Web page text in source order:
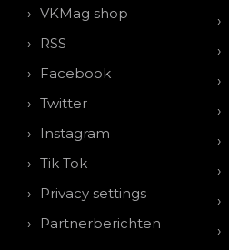
VKMag shop
RSS
Facebook
Twitter
Instagram
Tik Tok
Privacy settings
Partnerberichten